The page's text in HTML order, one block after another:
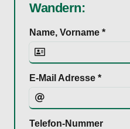
Wandern:
Name, Vorname *
E-Mail Adresse *
Telefon-Nummer